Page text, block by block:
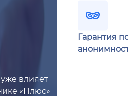
влияет
«Плюс»
Гарантия